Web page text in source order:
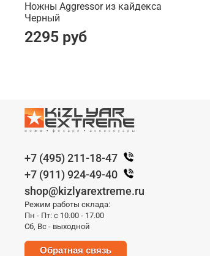
Ножны Aggressor из кайдекса
Черный
2295 руб
+7 (495) 211-18-47
+7 (911) 924-49-40
shop@kizlyarextreme.ru
Режим работы склада:
Пн - Пт: с 10.00 - 17.00
Сб, Вс - выходной
Обратная связь